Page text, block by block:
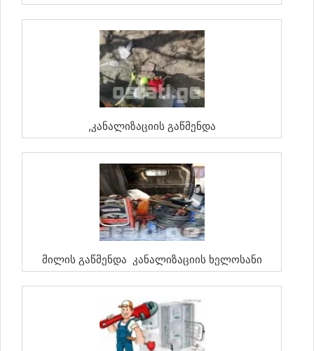
,კანალიზაციის Გაწმენდა
Მილის Გაწმენდა Კანალიზაციის Ხელოსანი